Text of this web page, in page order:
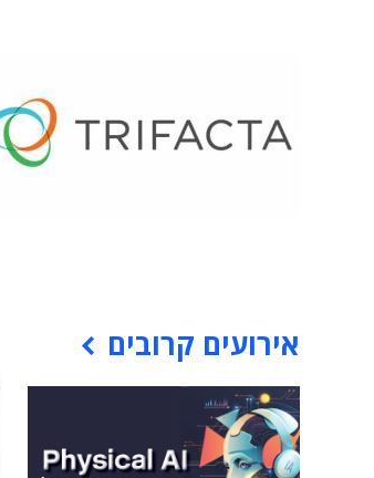
אירועים קרובים